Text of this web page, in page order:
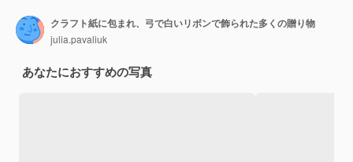
クラフト紙に包まれ、弓で白いリボンで飾られた多くの贈り物
julia.pavaliuk
あなたにおすすめの写真